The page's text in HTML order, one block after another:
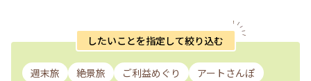
したいことを指定して絞り込む
週末旅 絶景旅 ご利益めぐり
アートさんぽ